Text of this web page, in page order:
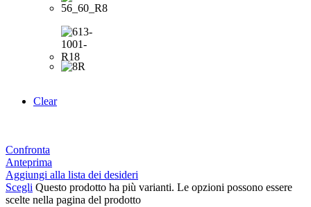
Clear
Confronta
Anteprima
Aggiungi alla lista dei desideri
Scegli Questo prodotto ha più varianti. Le opzioni possono essere
scelte nella pagina del prodotto